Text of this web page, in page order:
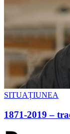
SITUAȚIUNEA
1871-2019 –